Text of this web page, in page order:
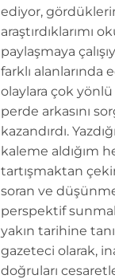
ediyor,
araştırdıklarımı
paylaşmaya
farklı
olaylara çok
perde arkasını
kazandırdı.
kaleme aldığım
tartışmaktan
soran ve
perspektif
yakın tarihine
gazeteci olarak,
doğruları